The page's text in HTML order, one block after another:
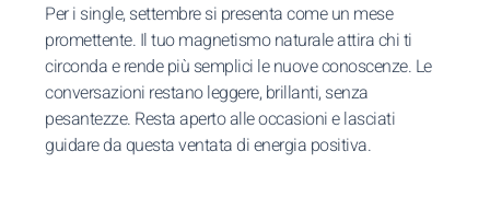
Per i single, settembre si presenta come un mese
promettente. Il tuo magnetismo naturale attira chi ti
circonda e rende più semplici le nuove conoscenze. Le
conversazioni restano leggere, brillanti, senza
pesantezze. Resta aperto alle occasioni e lasciati
guidare da questa ventata di energia positiva.